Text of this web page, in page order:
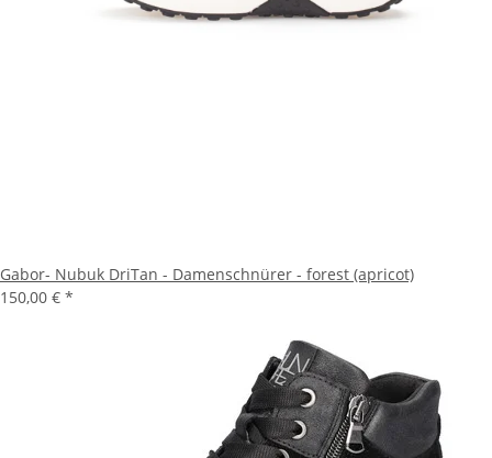
Gabor- Nubuk DriTan - Damenschnürer - forest (apricot)
150,00 € *